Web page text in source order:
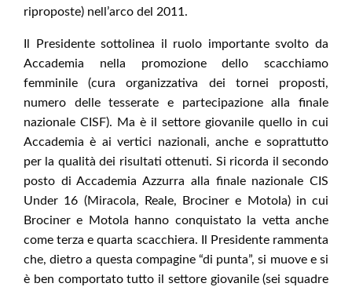
riproposte) nell’arco del 2011.
Il Presidente sottolinea il ruolo importante svolto da
Accademia nella promozione dello scacchiamo
femminile (cura organizzativa dei tornei proposti,
numero delle tesserate e partecipazione alla finale
nazionale CISF). Ma è il settore giovanile quello in cui
Accademia è ai vertici nazionali, anche e soprattutto
per la qualità dei risultati ottenuti. Si ricorda il secondo
posto di Accademia Azzurra alla finale nazionale CIS
Under 16 (Miracola, Reale, Brociner e Motola) in cui
Brociner e Motola hanno conquistato la vetta anche
come terza e quarta scacchiera. Il Presidente rammenta
che, dietro a questa compagine “di punta”, si muove e si
è ben comportato tutto il settore giovanile (sei squadre